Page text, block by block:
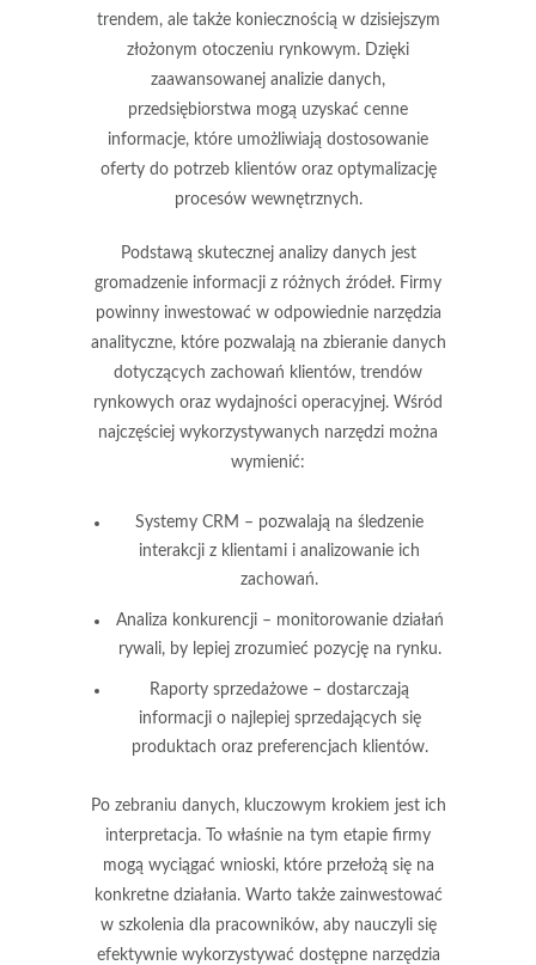
trendem, ale także koniecznością w dzisiejszym
złożonym otoczeniu rynkowym. Dzięki
zaawansowanej analizie danych,
przedsiębiorstwa mogą uzyskać cenne
informacje, które umożliwiają dostosowanie
oferty do potrzeb klientów oraz optymalizację
procesów wewnętrznych.
Podstawą skutecznej analizy danych jest
gromadzenie informacji z różnych źródeł. Firmy
powinny inwestować w odpowiednie narzędzia
analityczne, które pozwalają na zbieranie danych
dotyczących zachowań klientów, trendów
rynkowych oraz wydajności operacyjnej. Wśród
najczęściej wykorzystywanych narzędzi można
wymienić:
Systemy CRM – pozwalają na śledzenie
interakcji z klientami i analizowanie ich
zachowań.
Analiza konkurencji– monitorowanie działań
rywali, by lepiej zrozumieć pozycję na rynku.
Raporty sprzedażowe – dostarczają
informacji o najlepiej sprzedających się
produktach oraz preferencjach klientów.
Po zebraniu danych, kluczowym krokiem jest ich
interpretacja. To właśnie na tym etapie firmy
mogą wyciągać wnioski, które przełożą się na
konkretne działania. Warto także zainwestować
w szkolenia dla pracowników, aby nauczyli się
efektywnie wykorzystywać dostępne narzędzia